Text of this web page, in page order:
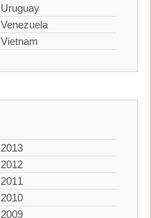
Uruguay
Venezuela
Vietnam
2013
2012
2011
2010
2009